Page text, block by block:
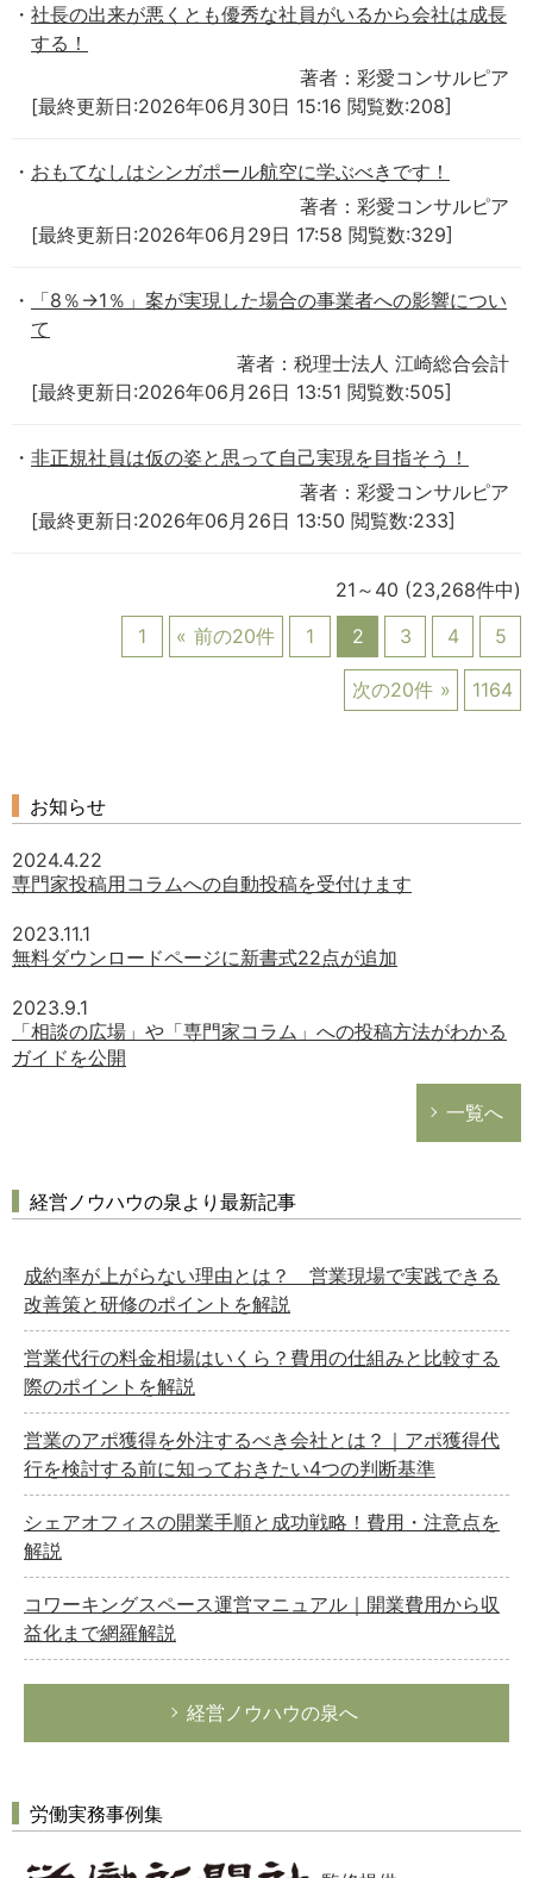
社長の出来が悪くとも優秀な社員がいるから会社は成長
する！
著者：彩愛コンサルピア
[最終更新日:2026年06月30日 15:16 閲覧数:208]
おもてなしはシンガポール航空に学ぶべきです！
著者：彩愛コンサルピア
[最終更新日:2026年06月29日 17:58 閲覧数:329]
「8％→1％」案が実現した場合の事業者への影響につい
て
著者：税理士法人 江崎総合会計
[最終更新日:2026年06月26日 13:51 閲覧数:505]
非正規社員は仮の姿と思って自己実現を目指そう！
著者：彩愛コンサルピア
[最終更新日:2026年06月26日 13:50 閲覧数:233]
21～40 (23,268件中)
1
前の20件 1 2 3 4 5
次の20件 1164
お知らせ
2024.4.22
専門家投稿用コラムへの自動投稿を受付けます
2023.11.1
無料ダウンロードページに新書式22点が追加
2023.9.1
「相談の広場」や「専門家コラム」への投稿方法がわかる
ガイドを公開
一覧へ
経営ノウハウの泉より最新記事
成約率が上がらない理由とは？ 営業現場で実践できる
改善策と研修のポイントを解説
営業代行の料金相場はいくら？費用の仕組みと比較する
際のポイントを解説
営業のアポ獲得を外注するべき会社とは？｜アポ獲得代
行を検討する前に知っておきたい4つの判断基準
シェアオフィスの開業手順と成功戦略！費用・注意点を
解説
コワーキングスペース運営マニュアル｜開業費用から収
益化まで網羅解説
経営ノウハウの泉へ
労働実務事例集